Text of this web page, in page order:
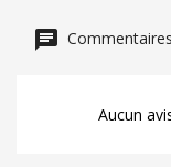
Aucun